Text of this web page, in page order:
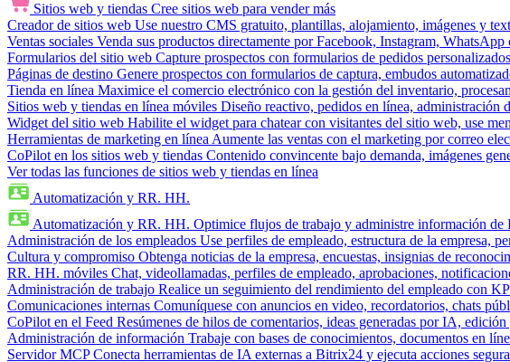
Sitios web y tiendas Cree sitios web para vender más
Creador de sitios web Use nuestro CMS gratuito, plantillas, alojamiento, imágenes y
Ventas sociales Venda sus productos directamente por Facebook, Instagram, WhatsApp
Formularios del sitio web Capture prospectos con formularios de pedidos
Páginas de destino Genere prospectos con formularios de captura, embudos
Tienda en línea Maximice el comercio electrónico con la gestión del inventario,
Sitios web y tiendas en línea móviles Diseño reactivo, pedidos en línea, administración
Widget del sitio web Habilite el widget para chatear con visitantes del sitio web, use
Herramientas de marketing en línea Aumente las ventas con el marketing por correo
CoPilot en los sitios web y tiendas Contenido convincente bajo demanda, imágenes
Ver todas las funciones de sitios web y tiendas en línea
Automatización y RR. HH.
Automatización y RR. HH. Optimice flujos de trabajo y administre información de
Administración de los empleados Use perfiles de empleado, estructura de la empresa,
Cultura y compromiso Obtenga noticias de la empresa, encuestas, insignias de
RR. HH. móviles Chat, videollamadas, perfiles de empleado, aprobaciones,
Administración de trabajo Realice un seguimiento del rendimiento del empleado con
Comunicaciones internas Comuníquese con anuncios en video, recordatorios, chats
CoPilot en el Feed Resúmenes de hilos de comentarios, ideas generadas por IA,
Administración de información Trabaje con bases de conocimientos, documentos en
Servidor MCP Conecta herramientas de IA externas a Bitrix24 y ejecuta acciones